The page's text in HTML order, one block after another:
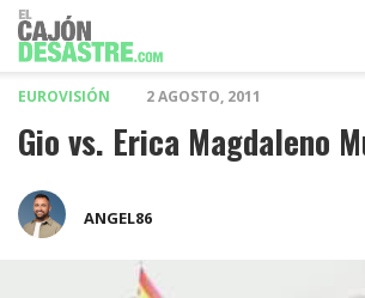
EUROVISIÓN 2 AGOSTO, 2011
Gio vs. Erica Magdaleno
ANGEL86